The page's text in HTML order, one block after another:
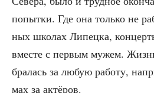
попыт­ки. Где она толь­ко не
ных шко­лах Липец­ка,
вме­сте с пер­вым мужем.
бра­лась за любую рабо­ту,
мах за актёров.